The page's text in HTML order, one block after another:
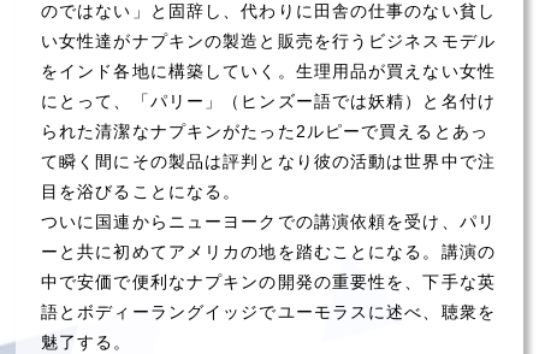
のではない」と固辞し、代わりに田舎の仕事のない貧し
い女性達がナプキンの製造と販売を行うビジネスモデル
をインド各地に構築していく。生理用品が買えない女性
にとって、「パリー」（ヒンズー語では妖精）と名付け
られた清潔なナプキンがたった2ルピーで買えるとあっ
て瞬く間にその製品は評判となり彼の活動は世界中で注
目を浴びることになる。
ついに国連からニューヨークでの講演依頼を受け、パリ
ーと共に初めてアメリカの地を踏むことになる。講演の
中で安価で便利なナプキンの開発の重要性を、下手な英
語とボディーラングイッジでユーモラスに述べ、聴衆を
魅了する。